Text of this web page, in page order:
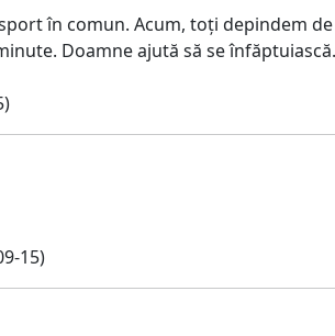
în comun. Acum, toți depindem
Doamne ajută să se înfăptuiască.
15)